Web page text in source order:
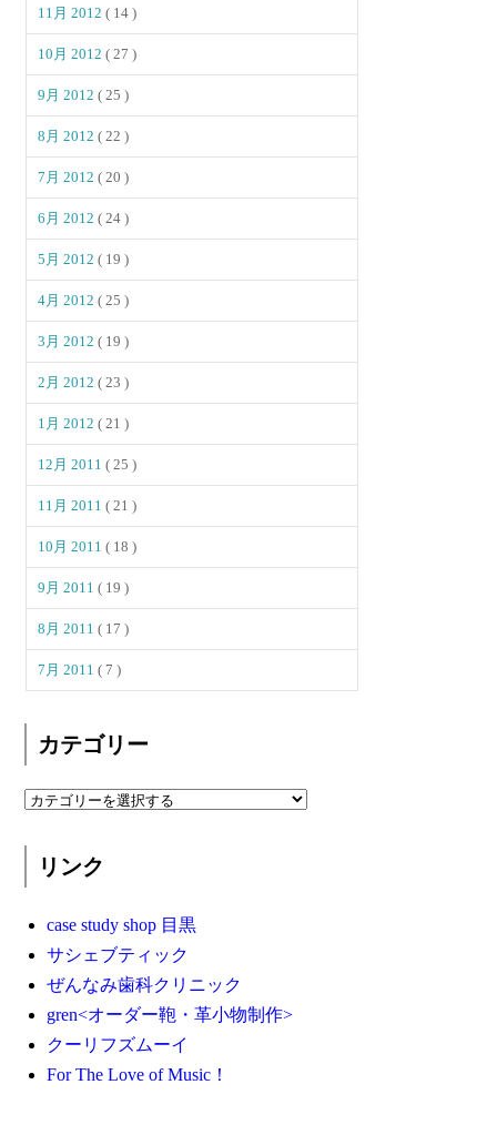
11月 2012( 14 )
10月 2012( 27 )
9月 2012( 25 )
8月 2012( 22 )
7月 2012( 20 )
6月 2012( 24 )
5月 2012( 19 )
4月 2012( 25 )
3月 2012( 19 )
2月 2012( 23 )
1月 2012( 21 )
12月 2011( 25 )
11月 2011( 21 )
10月 2011( 18 )
9月 2011( 19 )
8月 2011( 17 )
7月 2011( 7 )
カテゴリー
リンク
case study shop 目黒
サシェブティック
ぜんなみ歯科クリニック
gren<オーダー鞄・革小物制作>
クーリフズムーイ
For The Love of Music！